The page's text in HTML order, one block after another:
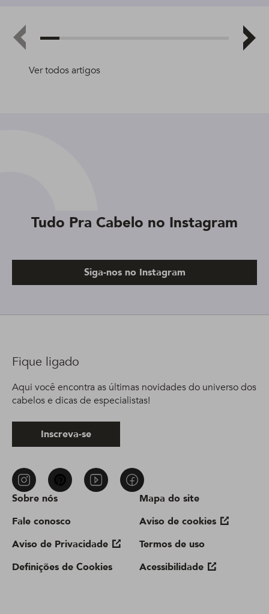
Ver todos artigos
Tudo Pra Cabelo no Instagram
Siga-nos no Instagram
Sobre nós
Fale conosco
Aviso de Privacidade
Definições de Cookies
Mapa do site
Aviso de cookies
Termos de uso
Acessibilidade
Fique ligado
Aqui você encontra as últimas novidades do universo dos
cabelos e dicas de especialistas!
Inscreva-se